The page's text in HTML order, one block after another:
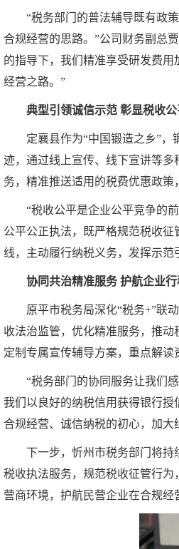
“税务部门的普法辅导既有政
合规经营的思路。”公司财务副总
的指导下，我们精准享受研发费
经营之路。”
典型引领诚信示范 彰显税收
定襄县作为“中国锻造之乡”
迹，通过线上宣传、线下宣讲等
务，精准推送适用的税费优惠政策
“税收公平是企业公平竞争的
公平公正执法，既严格规范税收
线，主动履行纳税义务，发挥示
协同共治精准服务 护航企业
原平市税务局深化“税务+”联
收法治监管，优化精准服务，推
定制专属宣传辅导方案，重点解
“税务部门的协同服务让我们
我们以良好的纳税信用获得银行
合规经营、诚信纳税的初心，加大
下一步，忻州市税务部门将持
税收执法服务，规范税收征管行
营商环境，护航民营企业在合规经